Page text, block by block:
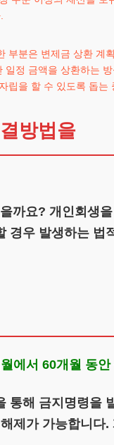
부분은 변제금 상환 계
일정 금액을 상환하는
립을 할 수 있도록 돕
방법을
까요? 개인회생
경우 발생하는
에서 60개월 동
통해 금지명령을
제가 가능합니